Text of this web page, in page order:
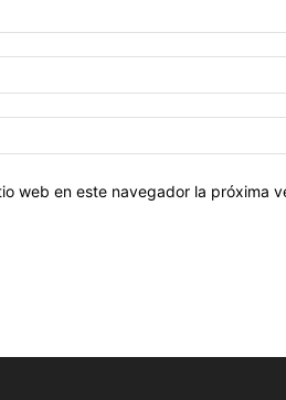
web en este navegador la próxima